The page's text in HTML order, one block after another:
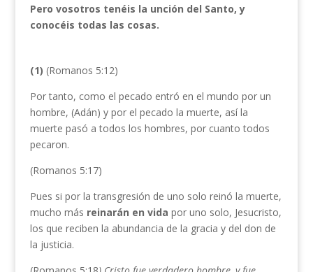
Pero vosotros tenéis la unción del Santo, y
conocéis todas las cosas.
(1) (Romanos 5:12)
Por tanto, como el pecado entró en el mundo por un
hombre, (Adán) y por el pecado la muerte, así la
muerte pasó a todos los hombres, por cuanto todos
pecaron.
(Romanos 5:17)
Pues si por la transgresión de uno solo reinó la muerte,
mucho más reinarán en vida por uno solo, Jesucristo,
los que reciben la abundancia de la gracia y del don de
la justicia.